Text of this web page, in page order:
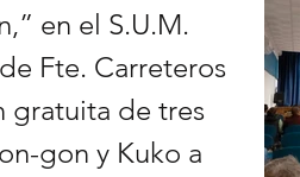
en el S.U.M.
Fte. Carreteros
gratuita de tres
gon y Kuko a